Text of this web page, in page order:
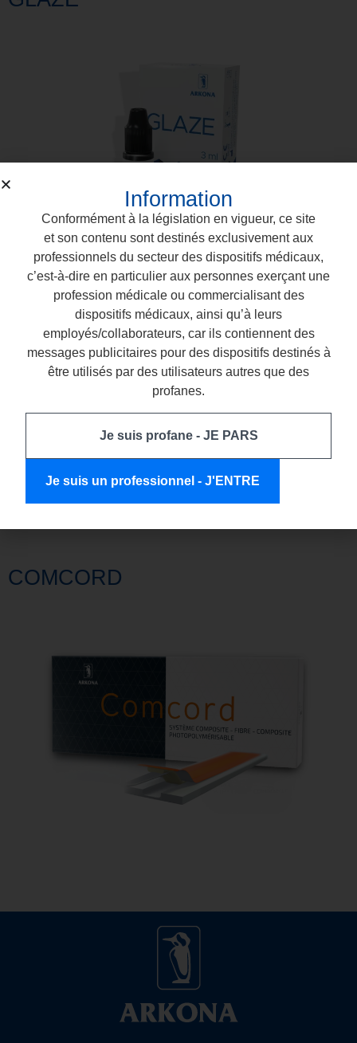
ETCHGEL
COMCORD
Information
Conformément à la législation en vigueur, ce site
et son contenu sont destinés exclusivement aux
professionnels du secteur des dispositifs médicaux,
c’est-à-dire en particulier aux personnes exerçant une
profession médicale ou commercialisant des
dispositifs médicaux, ainsi qu’à leurs
employés/collaborateurs, car ils contiennent des
messages publicitaires pour des dispositifs destinés à
être utilisés par des utilisateurs autres que des
profanes.
Je suis profane - JE PARS
Je suis un professionnel - J'ENTRE